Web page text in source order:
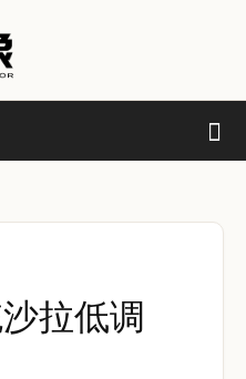
拉低调